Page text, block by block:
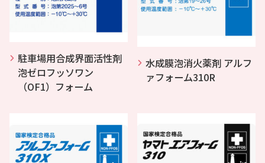
駐車場用合成界面活性剤
泡ゼロフッソワン
（OF1）フォーム
水成膜泡消火薬剤 アルフ
ァフォーム310R